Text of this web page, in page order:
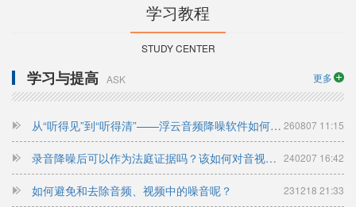
学习教程
STUDY CENTER
更多
学习与提高 ASK
260807 11:15
从“听得见”到“听得清”——浮云音频降噪软件如何重构声音体验
240207 16:42
录音降噪后可以作为法庭证据吗？该如何对音视频文件进行降噪呢？
231218 21:33
如何避免和去除音频、视频中的噪音呢？